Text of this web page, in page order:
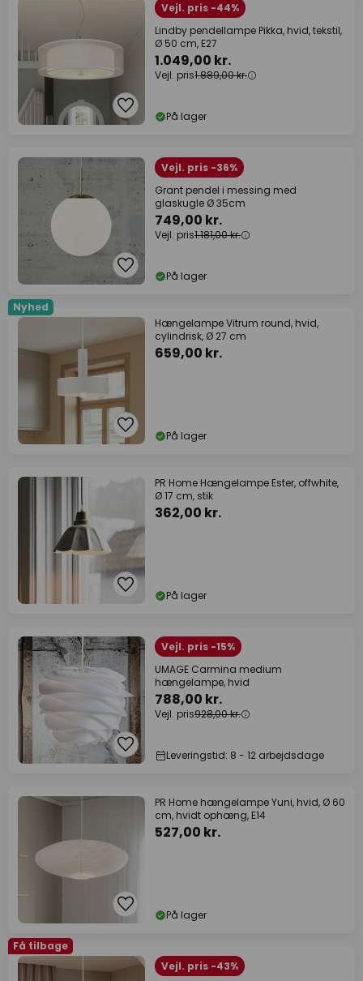
Vejl. pris -44%
Lindby pendellampe Pikka, hvid, tekstil,
Ø 50 cm, E27
1.049,00 kr.
Vejl. pris1.889,00 kr.
På lager
Vejl. pris -36%
Grant pendel i messing med
glaskugle Ø 35cm
749,00 kr.
Vejl. pris1.181,00 kr.
På lager
Nyhed
Hængelampe Vitrum round, hvid,
cylindrisk, Ø 27 cm
659,00 kr.
På lager
PR Home Hængelampe Ester, offwhite,
Ø 17 cm, stik
362,00 kr.
På lager
Vejl. pris -15%
UMAGE Carmina medium
hængelampe, hvid
788,00 kr.
Vejl. pris928,00 kr.
Leveringstid: 8 - 12 arbejdsdage
PR Home hængelampe Yuni, hvid, Ø 60
cm, hvidt ophæng, E14
527,00 kr.
På lager
Få tilbage
Vejl. pris -43%